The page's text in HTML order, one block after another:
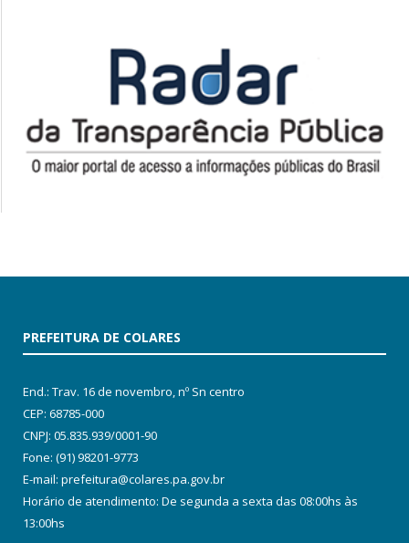
PREFEITURA DE COLARES
End.: Trav. 16 de novembro, nº Sn centro
CEP: 68785-000
CNPJ: 05.835.939/0001-90
Fone: (91) 98201-9773
E-mail: prefeitura@colares.pa.gov.br
Horário de atendimento: De segunda a sexta das 08:00hs às
13:00hs